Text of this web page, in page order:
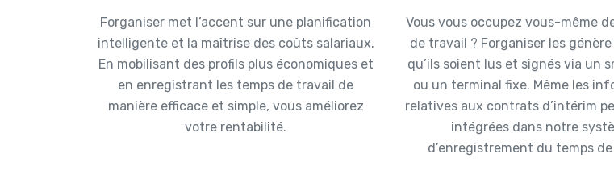
Forganiser met l’accent sur une planification
intelligente et la maîtrise des coûts salariaux.
En mobilisant des profils plus économiques et
en enregistrant les temps de travail de
manière efficace et simple, vous améliorez
votre rentabilité.
Vous vous occupez vous-même
de travail ? Forganiser les
qu’ils soient lus et signés via un
ou un terminal fixe. Même les
relatives aux contrats d’intérim
intégrées dans notre
d’enregistrement du temps